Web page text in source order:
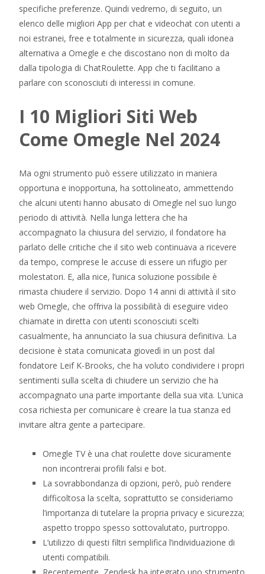
specifiche preferenze. Quindi vedremo, di seguito, un
elenco delle migliori App per chat e videochat con utenti a
noi estranei, free e totalmente in sicurezza, quali idonea
alternativa a Omegle e che discostano non di molto da
dalla tipologia di ChatRoulette. App che ti facilitano a
parlare con sconosciuti di interessi in comune.
I 10 Migliori Siti Web
Come Omegle Nel 2024
Ma ogni strumento può essere utilizzato in maniera
opportuna e inopportuna, ha sottolineato, ammettendo
che alcuni utenti hanno abusato di Omegle nel suo lungo
periodo di attività. Nella lunga lettera che ha
accompagnato la chiusura del servizio, il fondatore ha
parlato delle critiche che il sito web continuava a ricevere
da tempo, comprese le accuse di essere un rifugio per
molestatori. E, alla nice, l’unica soluzione possibile è
rimasta chiudere il servizio. Dopo 14 anni di attività il sito
web Omegle, che offriva la possibilità di eseguire video
chiamate in diretta con utenti sconosciuti scelti
casualmente, ha annunciato la sua chiusura definitiva. La
decisione è stata comunicata giovedì in un post dal
fondatore Leif K-Brooks, che ha voluto condividere i propri
sentimenti sulla scelta di chiudere un servizio che ha
accompagnato una parte importante della sua vita. L’unica
cosa richiesta per comunicare è creare la tua stanza ed
invitare altra gente a partecipare.
Omegle TV è una chat roulette dove sicuramente
non incontrerai profili falsi e bot.
La sovrabbondanza di opzioni, però, può rendere
difficoltosa la scelta, soprattutto se consideriamo
l’importanza di tutelare la propria privacy e sicurezza;
aspetto troppo spesso sottovalutato, purtroppo.
L’utilizzo di questi filtri semplifica l’individuazione di
utenti compatibili.